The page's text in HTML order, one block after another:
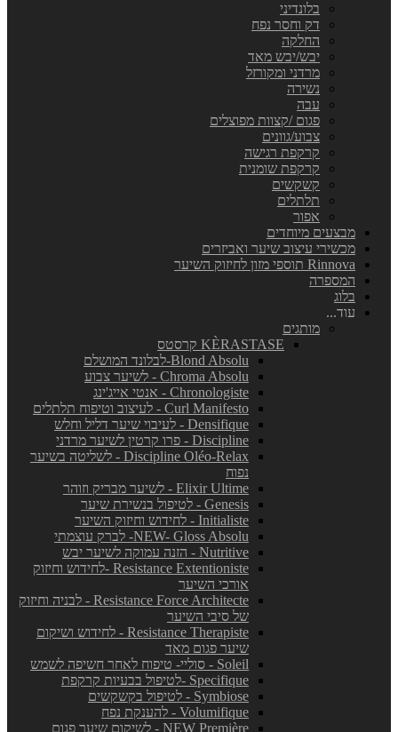
בלונדיני
דק וחסר נפח
החלקה
יבש/יבש מאד
מרדני ומקורזל
נשירה
עבה
פגום /קצוות מפוצלים
צבוע/גוונים
קרקפת רגישה
קרקפת שומנית
קשקשים
תלתלים
אפור
מבצעים מיוחדים
מכשירי עיצוב שיער ואביזרים
Rinnova תוספי מזון לחיזוק השיער
המספרה
בלוג
עוד...
מותגים
KÈRASTASE קרסטס
Blond Absolu-לבלונד המושלם
Chroma Absolu - לשיער צבוע
Chronologiste - אנטי אייג'ינג
Curl Manifesto - לעיצוב וטיפוח תלתלים
Densifique - לעיבוי שיער דליל וחלש
Discipline - פרו קרטין לשיער מרדני
Discipline Oléo-Relax - לשליטה בשיער
נפוח
Elixir Ultime - לשיער מבריק וזוהר
Genesis - לטיפול בנשירת שיער
Initialiste - לחידוש וחיזוק השיער
NEW- Gloss Absolu- לברק עוצמתי
Nutritive - הזנה עמוקה לשיער יבש
Resistance Extentioniste -לחידוש וחיזוק
אורכי השיער
Resistance Force Architecte - לבניה וחיזוק
של סיבי השיער
Resistance Therapiste - לחידוש ושיקום
שיער פגום מאד
Soleil - סוליי- טיפוח לאחר חשיפה לשמש
Specifique -לטיפול בבעיות קרקפת
Symbiose - לטיפול בקשקשים
Volumifique - להענקת נפח
NEW Première - לשיקום שיער פגום